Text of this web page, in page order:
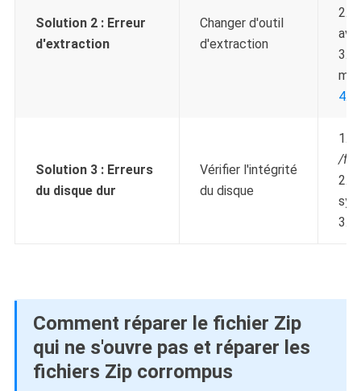
Solution 2 : Erreur
d'extraction
Changer d'outil
d'extraction
2.
3.
4.
Solution 3 : Erreurs
du disque dur
Vérifier l'intégrité
du disque
1.
/f /
2.
3.
Comment réparer le fichier Zip
qui ne s'ouvre pas et réparer les
fichiers Zip corrompus